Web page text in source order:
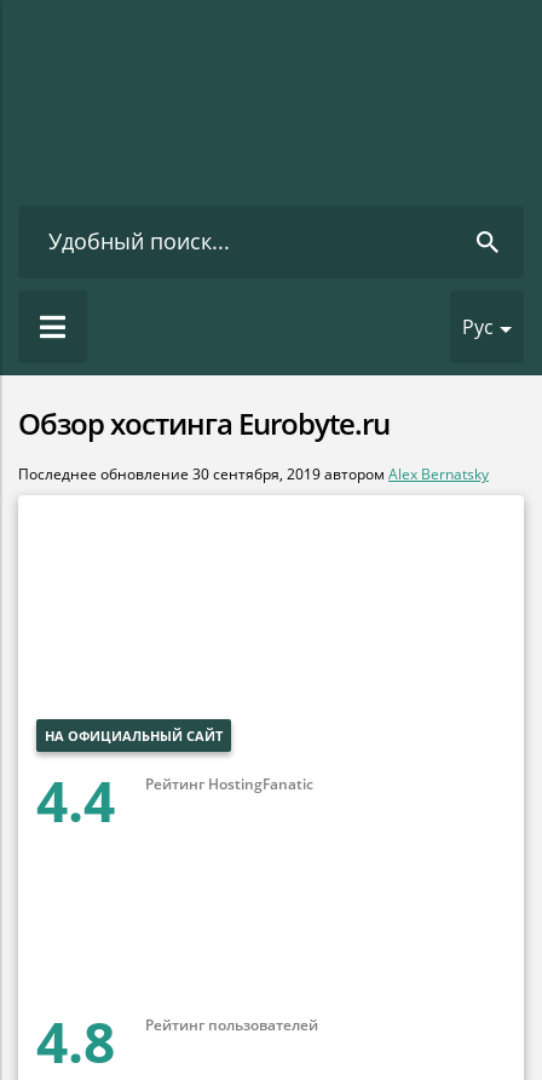
Рус
Обзор хостинга Eurobyte.ru
Последнее обновление 30 сентября, 2019автором Alex Bernatsky
НА ОФИЦИАЛЬНЫЙ САЙТ
4.4 Рейтинг HostingFanatic
4.8 Рейтинг пользователей